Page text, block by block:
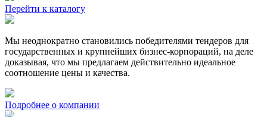
Перейти к каталогу
Мы неоднократно становились победителями тендеров для
государственных и крупнейших бизнес-корпораций, на деле
доказывая, что мы предлагаем действительно идеальное
соотношение цены и качества.
Подробнее о компании